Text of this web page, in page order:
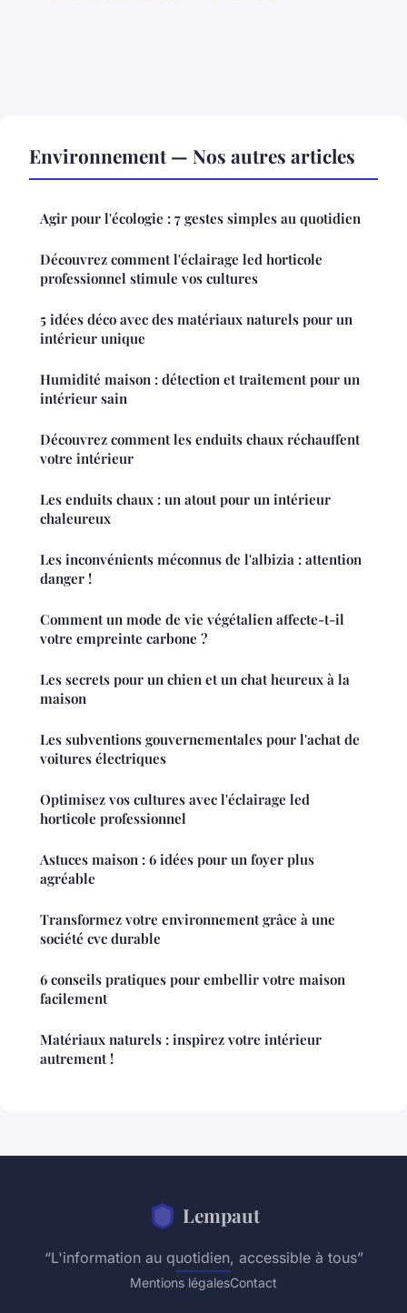
Environnement — Nos autres articles
Agir pour l'écologie : 7 gestes simples au quotidien
Découvrez comment l'éclairage led horticole
professionnel stimule vos cultures
5 idées déco avec des matériaux naturels pour un
intérieur unique
Humidité maison : détection et traitement pour un
intérieur sain
Découvrez comment les enduits chaux réchauffent
votre intérieur
Les enduits chaux : un atout pour un intérieur
chaleureux
Les inconvénients méconnus de l'albizia : attention
danger !
Comment un mode de vie végétalien affecte-t-il
votre empreinte carbone ?
Les secrets pour un chien et un chat heureux à la
maison
Les subventions gouvernementales pour l'achat de
voitures électriques
Optimisez vos cultures avec l'éclairage led
horticole professionnel
Astuces maison : 6 idées pour un foyer plus
agréable
Transformez votre environnement grâce à une
société cvc durable
6 conseils pratiques pour embellir votre maison
facilement
Matériaux naturels : inspirez votre intérieur
autrement !
Lempaut
“L'information au quotidien, accessible à tous”
Mentions légalesContact